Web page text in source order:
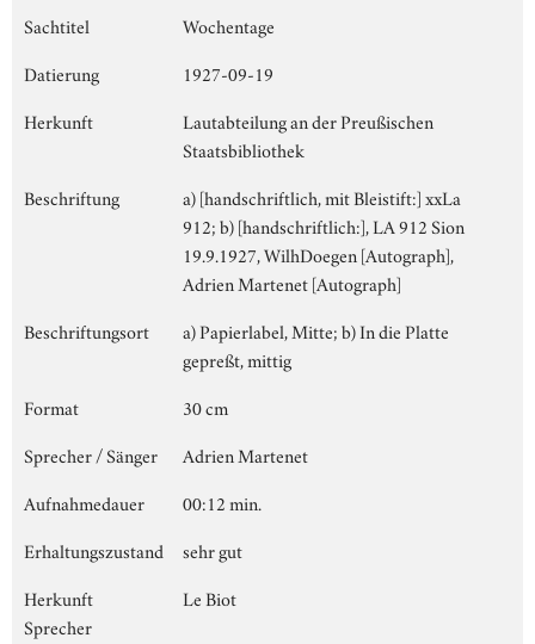
Sachtitel
Wochentage
Datierung
1927-09-19
Herkunft
Lautabteilung an der Preußischen
Staatsbibliothek
Beschriftung
a) [handschriftlich, mit Bleistift:] xxLa
912; b) [handschriftlich:], LA 912 Sion
19.9.1927, WilhDoegen [Autograph],
Adrien Martenet [Autograph]
Beschriftungsort
a) Papierlabel, Mitte; b) In die Platte
gepreßt, mittig
Format
30 cm
Sprecher / Sänger
Adrien Martenet
Aufnahmedauer
00:12 min.
Erhaltungszustand
sehr gut
Herkunft
Sprecher
Le Biot